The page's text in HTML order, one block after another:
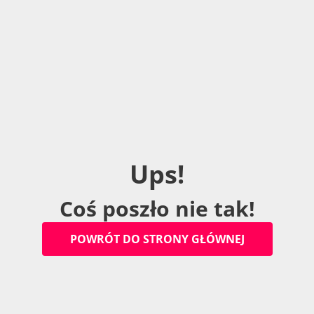
Ups!
Coś poszło nie tak!
POWRÓT DO STRONY GŁÓWNEJ